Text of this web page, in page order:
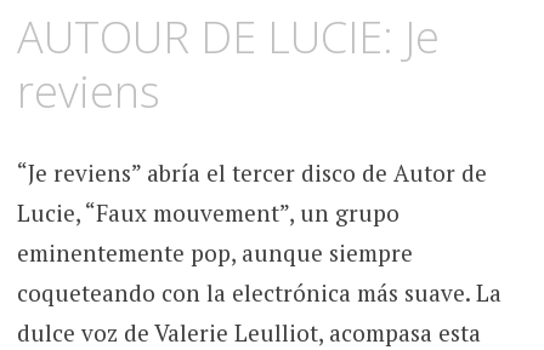
al
AUTOUR DE LUCIE: Je
reviens
“Je reviens” abría el tercer disco de Autor de
Lucie, “Faux mouvement”, un grupo
eminentemente pop, aunque siempre
coqueteando con la electrónica más suave. La
dulce voz de Valerie Leulliot, acompasa esta